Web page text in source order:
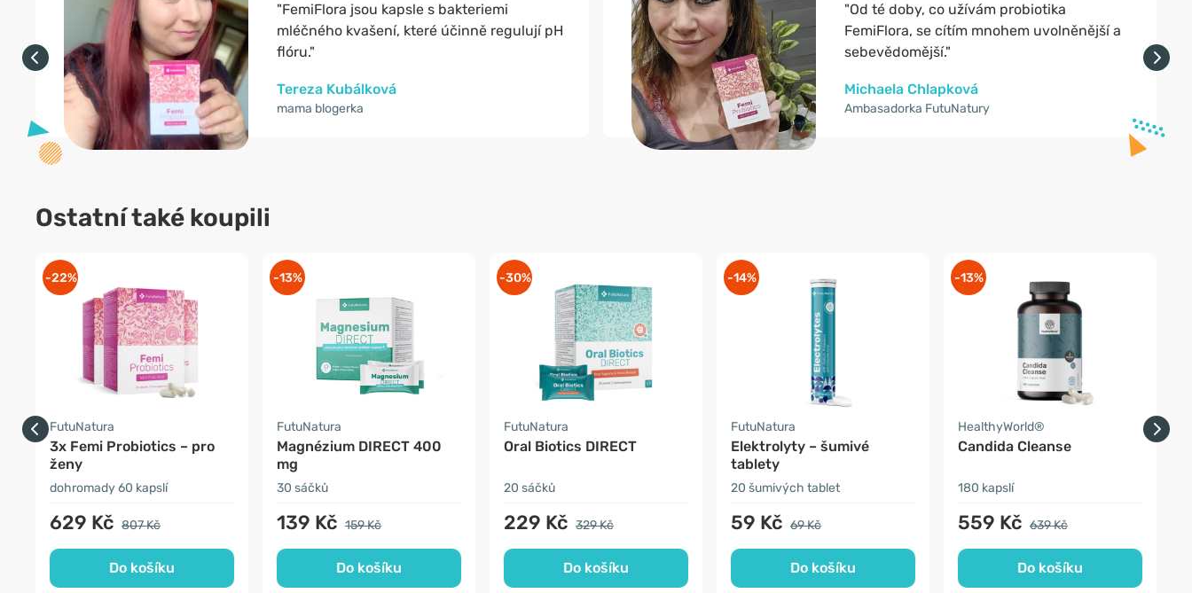
"FemiFlora jsou kapsle s bakteriemi
mléčného kvašení, které účinně regulují pH
flóru."
Tereza Kubálková
mama blogerka
"Od té doby, co užívám probiotika
FemiFlora, se cítím mnohem uvolněnější a
sebevědomější."
Michaela Chlapková
Ambasadorka FutuNatury
Ostatní také koupili
-22%
FutuNatura
3x Femi Probiotics – pro
ženy
dohromady 60 kapslí
629 Kč 807 Kč
Do košíku
-13%
FutuNatura
Magnézium DIRECT 400
mg
30 sáčků
139 Kč 159 Kč
Do košíku
-30%
FutuNatura
Oral Biotics DIRECT
20 sáčků
229 Kč 329 Kč
Do košíku
-14%
FutuNatura
Elektrolyty – šumivé
tablety
20 šumivých tablet
59 Kč 69 Kč
Do košíku
-13%
HealthyWorld®
Candida Cleanse
180 kapslí
559 Kč 639 Kč
Do košíku